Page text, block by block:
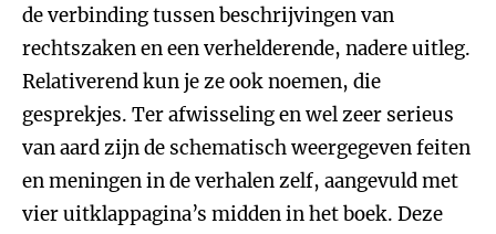
de verbinding tussen beschrijvingen van
rechtszaken en een verhelderende, nadere uitleg.
Relativerend kun je ze ook noemen, die
gesprekjes. Ter afwisseling en wel zeer serieus
van aard zijn de schematisch weergegeven feiten
en meningen in de verhalen zelf, aangevuld met
vier uitklappagina’s midden in het boek. Deze